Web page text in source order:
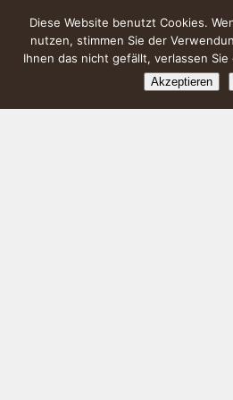
Diese Website benutzt Cookies.
nutzen, stimmen Sie der
Ihnen das nicht gefällt, verlassen
Akzeptieren